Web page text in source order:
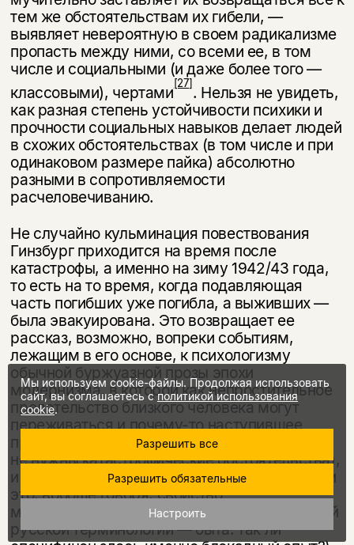
тем же обстоятельствам их гибели, —
выявляет невероятную в своем радикализме
пропасть между ними, со всеми ее, в том
числе и социальными (и даже более того —
классовыми), чертами[27]. Нельзя не увидеть,
как разная степень устой­чивости психики и
прочности социальных навыков делает людей
в схожих обстоятельствах (в том числе и при
одинаковом размере пайка) абсолютно
разными в сопротивляемости
расчеловечиванию.
Не случайно кульминация повествования
Гинзбург приходится на время после
катастрофы, а именно на зиму 1942/43 года,
то есть на то время, когда подавляющая
часть погибших уже погибла, а выживших —
была эвакуиро­вана. Это возвращает ее
рассказ, возможно, вопреки событиям,
лежащим в его основе, к психологизму
обычной буржуазной прозы эпохи
модернизма, в ко­торой как непростительное
предательство близкого человека могут
пережи­ваться и почему-то наступившее
притупление чувств (для такого притупле­ния
не нужны катастрофические обстоятельства),
и грубость в общении (а не универсальное ли
это, вообще говоря, свойство
мелкобуржуазного — «ме­щанского» в старой
русской терминологии — быта: так ли
Мы используем cookie-файлы. Продолжая использовать
сайт, вы соглашаетесь сполитикой использования
cookie.
Разрешить все
Разрешить обязательные
Настроить